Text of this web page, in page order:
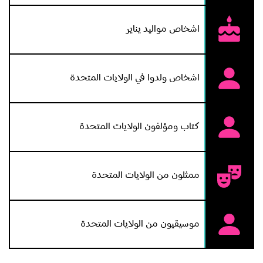
لمشاكلهاالصحية
الرحم الذى حرمها
من الإنجاب،بالاضافة لإصابتها بالاكتئاب لإلغاء عقدها مع
فى سن مبكرة(٢٩ سنه).
اشخاص مواليد يناير
اشخاص ولدوا في الولايات المتحدة
كتاب ومؤلفون الولايات المتحدة
ممثلون من الولايات المتحدة
موسيقيون من الولايات المتحدة